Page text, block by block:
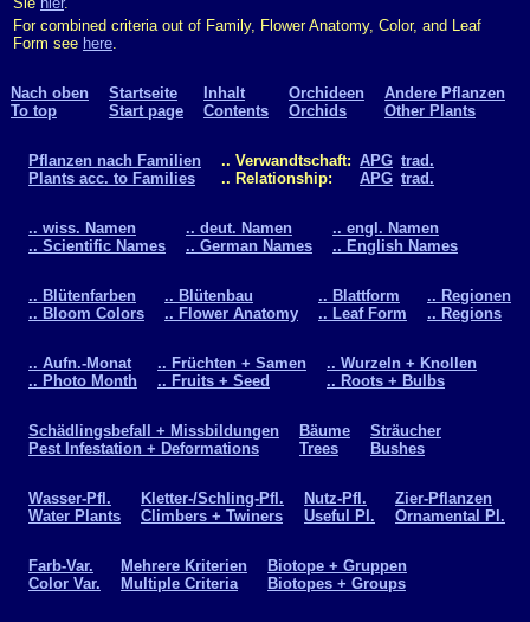
For combined criteria out of Family, Flower Anatomy, Color, and Leaf
Form see here.
Nach oben
To top
Startseite
Start page
Inhalt
Contents
Orchideen
Orchids
Andere Pflanzen
Other Plants
Pflanzen nach Familien
Plants acc. to Families
.. Verwandtschaft:
.. Relationship:
APG
APG
trad.
trad.
.. wiss. Namen
.. Scientific Names
.. deut. Namen
.. German Names
.. engl. Namen
.. English Names
.. Blütenfarben
.. Bloom Colors
.. Blütenbau
.. Flower Anatomy
.. Blattform
.. Leaf Form
.. Regionen
.. Regions
.. Aufn.-Monat
.. Photo Month
.. Früchten + Samen
.. Fruits + Seed
.. Wurzeln + Knollen
.. Roots + Bulbs
Schädlingsbefall + Missbildungen
Pest Infestation + Deformations
Bäume
Trees
Sträucher
Bushes
Wasser-Pfl.
Water Plants
Kletter-/Schling-Pfl.
Climbers + Twiners
Nutz-Pfl.
Useful Pl.
Zier-Pflanzen
Ornamental Pl.
Farb-Var.
Color Var.
Mehrere Kriterien
Multiple Criteria
Biotope + Gruppen
Biotopes + Groups